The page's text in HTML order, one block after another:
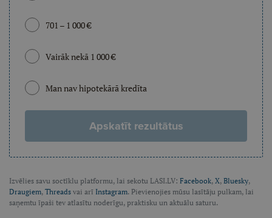
701 – 1 000 €
Vairāk nekā 1 000 €
Man nav hipotekārā kredīta
Apskatīt rezultātus
Izvēlies savu soctīklu platformu, lai sekotu LASI.LV: Facebook, X, Bluesky,
Draugiem, Threads vai arī Instagram. Pievienojies mūsu lasītāju pulkam, lai
saņemtu īpaši tev atlasītu noderīgu, praktisku un aktuālu saturu.